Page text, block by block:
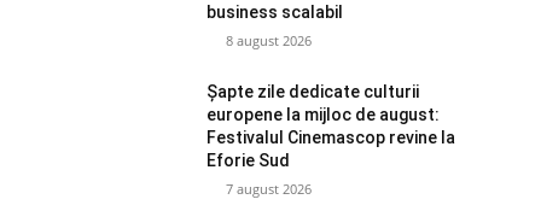
business scalabil
8 august 2026
Șapte zile dedicate culturii
europene la mijloc de august:
Festivalul Cinemascop revine la
Eforie Sud
7 august 2026